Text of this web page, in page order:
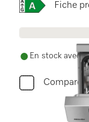
OnlineFiche
En stock avec
Comparer